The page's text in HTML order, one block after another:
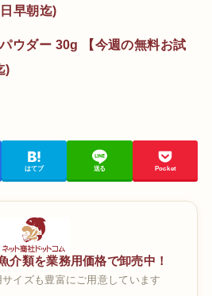
早朝迄)
ウダー 30g 【今週の無料お試
)
はてブ 送る Pocket
介類を業務用価格で卸売中！
イズも豊富にご用意しています